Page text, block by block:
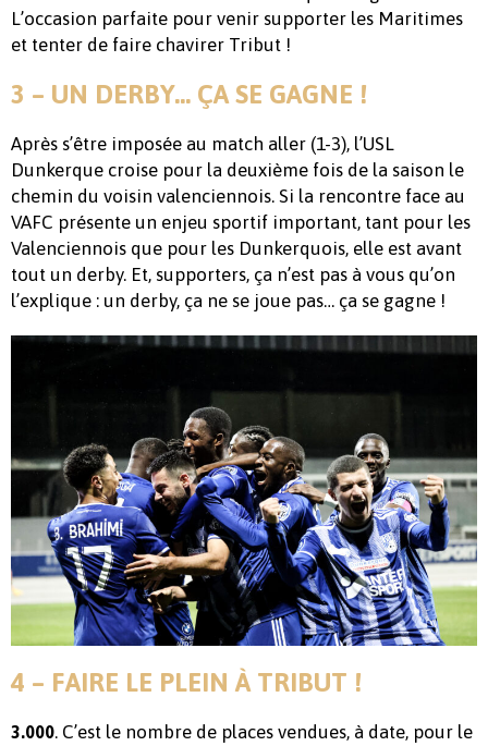
L’occasion parfaite pour venir supporter les Maritimes
et tenter de faire chavirer Tribut !
3 – UN DERBY… ÇA SE GAGNE !
Après s’être imposée au match aller (1-3), l’USL
Dunkerque croise pour la deuxième fois de la saison le
chemin du voisin valenciennois. Si la rencontre face au
VAFC présente un enjeu sportif important, tant pour les
Valenciennois que pour les Dunkerquois, elle est avant
tout un derby. Et, supporters, ça n’est pas à vous qu’on
l’explique : un derby, ça ne se joue pas… ça se gagne !
4 – FAIRE LE PLEIN À TRIBUT !
3.000. C’est le nombre de places vendues, à date, pour le